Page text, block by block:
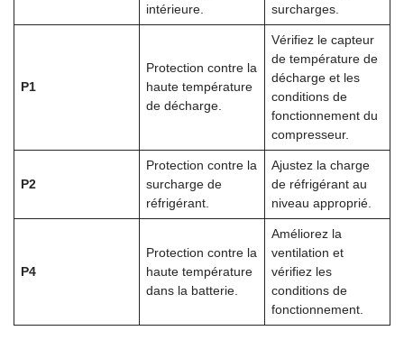
intérieure.
surcharges.
P1
Protection contre la
haute température
de décharge.
Vérifiez le capteur
de température de
décharge et les
conditions de
fonctionnement du
compresseur.
P2
Protection contre la
surcharge de
réfrigérant.
Ajustez la charge
de réfrigérant au
niveau approprié.
P4
Protection contre la
haute température
dans la batterie.
Améliorez la
ventilation et
vérifiez les
conditions de
fonctionnement.